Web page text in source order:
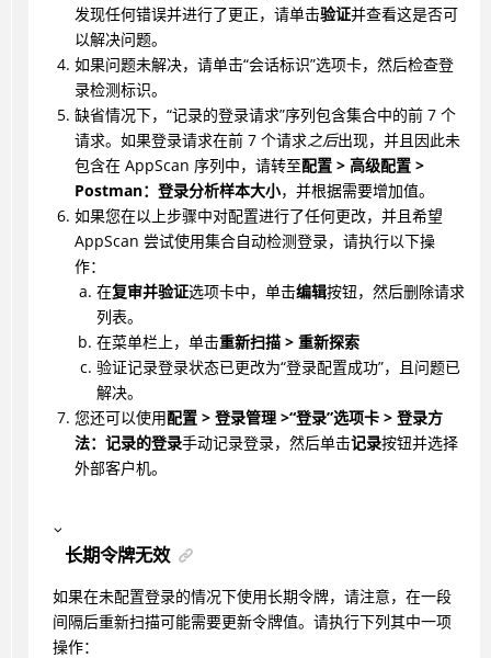
发现任何错误并进行了更正，请单击验证并查看这是否可
以解决问题。
如果问题未解决，请单击“会话标识”选项卡，然后检查登
录检测标识。
缺省情况下，“记录的登录请求”序列包含集合中的前 7 个
请求。如果登录请求在前 7 个请求之后出现，并且因此未
包含在 AppScan 序列中，请转至配置 > 高级配置 >
Postman：登录分析样本大小，并根据需要增加值。
如果您在以上步骤中对配置进行了任何更改，并且希望
AppScan 尝试使用集合自动检测登录，请执行以下操
作：
在复审并验证选项卡中，单击编辑按钮，然后删除请求
列表。
在菜单栏上，单击重新扫描 > 重新探索
验证记录登录状态已更改为“登录配置成功”，且问题已
解决。
您还可以使用配置 > 登录管理 >“登录”选项卡 > 登录方
法：记录的登录手动记录登录，然后单击记录按钮并选择
外部客户机。
长期令牌无效
如果在未配置登录的情况下使用长期令牌，请注意，在一段
间隔后重新扫描可能需要更新令牌值。请执行下列其中一项
操作：